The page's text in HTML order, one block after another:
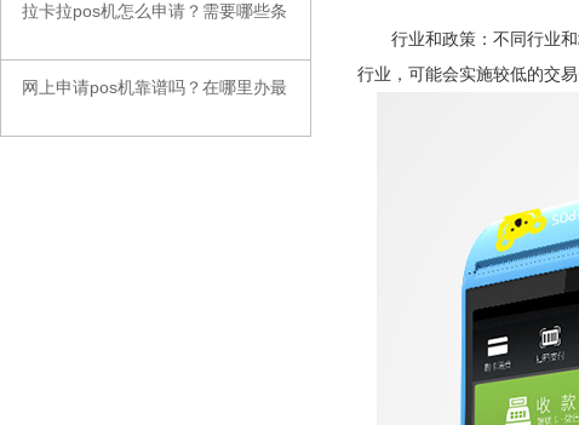
拉卡拉pos机怎么申请？需要哪些条
网上申请pos机靠谱吗？在哪里办最
行业和政策：不同行业和
行业，可能会实施较低的交易